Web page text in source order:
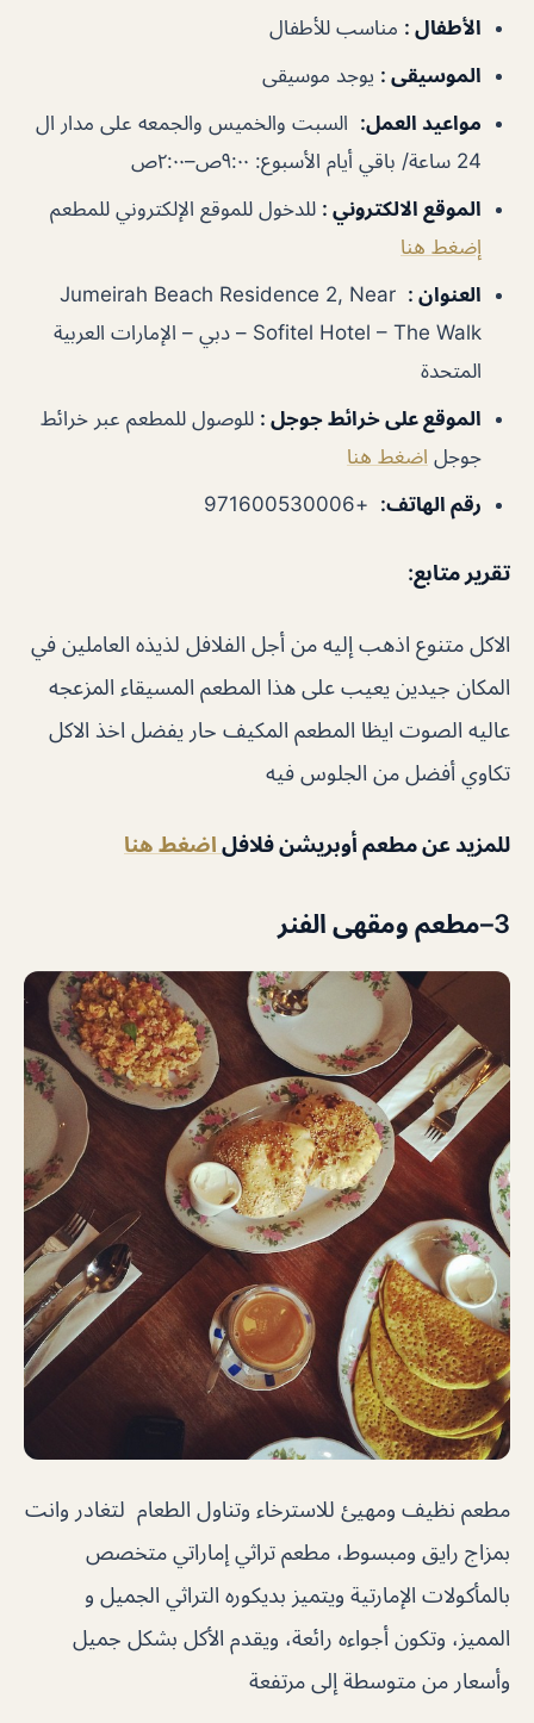
الأطفال : مناسب للأطفال
الموسيقى : يوجد موسيقى
مواعيد العمل: السبت والخميس والجمعه على مدار ال
24 ساعة/ باقي أيام الأسبوع: ٩:٠٠ص–٢:٠٠ص
الموقع الالكتروني : للدخول للموقع الإلكتروني للمطعم
إضغط هنا
العنوان :
Jumeirah Beach Residence 2, Near
Sofitel Hotel – The Walk – دبي – الإمارات العربية
المتحدة
الموقع على خرائط جوجل : للوصول للمطعم عبر خرائط
جوجل اضغط هنا
رقم الهاتف:
+971600530006
تقرير متابع:
الاكل متنوع اذهب إليه من أجل الفلافل لذيذه العاملين في
المكان جيدين يعيب على هذا المطعم المسيقاء المزعجه
عاليه الصوت ايظا المطعم المكيف حار يفضل اخذ الاكل
تكاوي أفضل من الجلوس فيه
للمزيد عن مطعم أوبريشن فلافل اضغط هنا
3
–مطعم ومقهى الفنر
مطعم نظيف ومهيئ للاسترخاء وتناول الطعام لتغادر وانت
بمزاج رايق ومبسوط، مطعم تراثي إماراتي متخصص
بالمأكولات الإمارتية ويتميز بديكوره التراثي الجميل و
المميز، وتكون أجواءه رائعة، ويقدم الأكل بشكل جميل
وأسعار من متوسطة إلى مرتفعة